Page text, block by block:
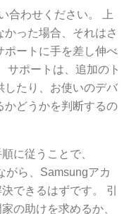
合わせください。 上
った場合、それはさ
ポートに手を差し伸べ
サポートは、追加のト
したり、お使いのデバ
かどうかを判断するの
に従うことで、
がら、Samsungアカ
できるはずです。 引
の助けを求めるか、